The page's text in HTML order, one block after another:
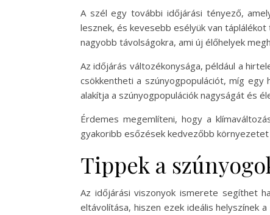
A szél egy további időjárási tényező,
lesznek, és kevesebb esélyük van
nagyobb távolságokra, ami új élőhelyek
Az időjárás változékonysága, például a
csökkentheti a szúnyogpopulációt, míg
alakítja a szúnyogpopulációk nagyságát és
Érdemes megemlíteni, hogy a
gyakoribb esőzések kedvezőbb
Tippek a
Az időjárási viszonyok ismerete segíthet
eltávolítása, hiszen ezek ideális helyszínek